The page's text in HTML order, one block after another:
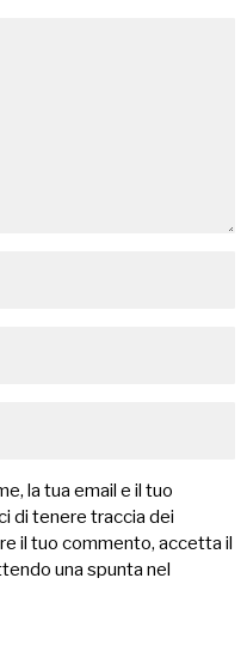
la tua email e il tuo
di tenere traccia dei
il tuo commento, accetta il
una spunta nel